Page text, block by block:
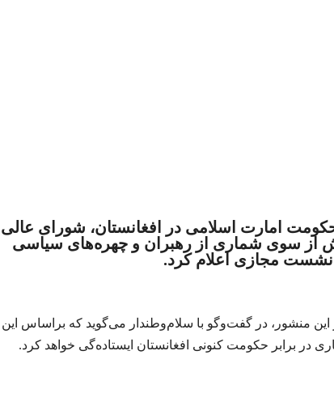
امارت اسلامی در افغانستان، شورای عالی
از سوی شماری از رهبران و چهره‌های سیاسی
مجازی اعلام کرد.
منشور، در گفت‌وگو با سلام‌وطندار می‌گوید که براساس این